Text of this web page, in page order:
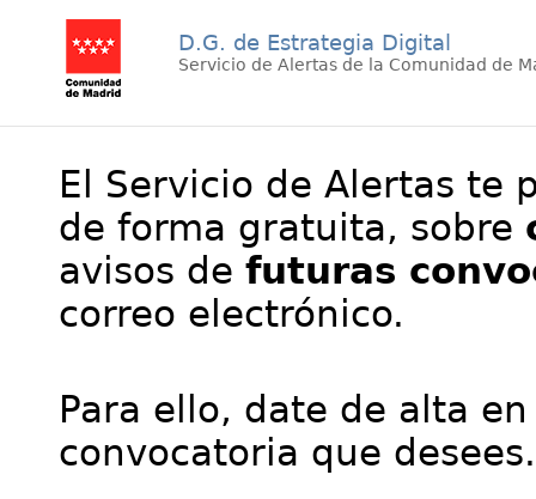
D.G. de Estrategia Digital
Servicio de Alertas de la Comunidad de
El Servicio de Alertas te
de forma gratuita, sobre
avisos de futuras
correo electrónico.
Para ello, date de alta
convocatoria que desees.